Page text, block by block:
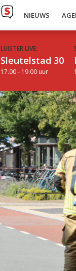
NIEUWS
LUISTER LIVE:
Sleutelstad 30
17.00 - 19.00 uur